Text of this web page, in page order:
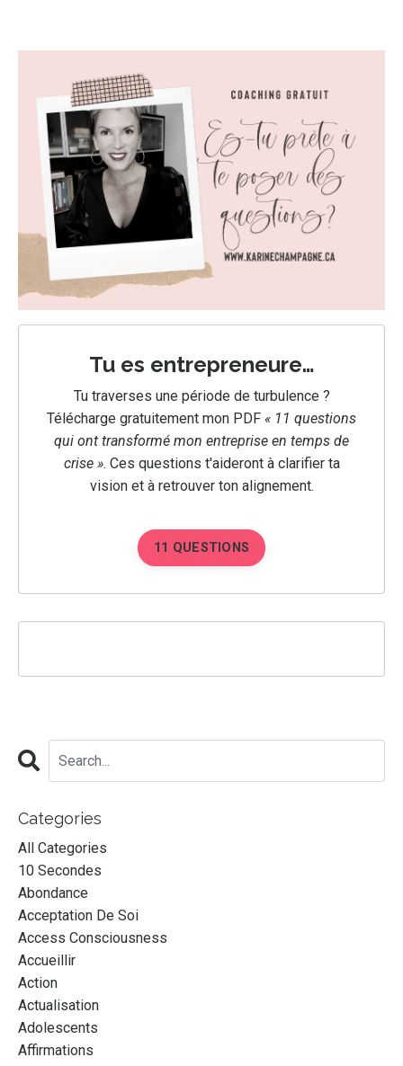
Tu es entrepreneure…
Tu traverses une période de turbulence ?
Télécharge gratuitement mon PDF « 11 questions
qui ont transformé mon entreprise en temps de
crise ». Ces questions t'aideront à clarifier ta
vision et à retrouver ton alignement.
11 QUESTIONS
Categories
All Categories
10 Secondes
Abondance
Acceptation De Soi
Access Consciousness
Accueillir
Action
Actualisation
Adolescents
Affirmations